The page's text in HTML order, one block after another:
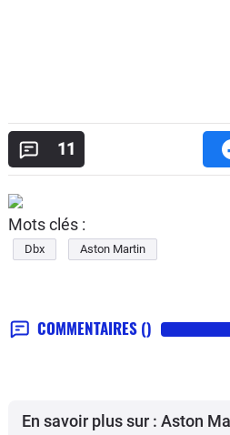
11
Mots clés :
Dbx Aston Martin
COMMENTAIRES ()
En savoir plus sur : Aston